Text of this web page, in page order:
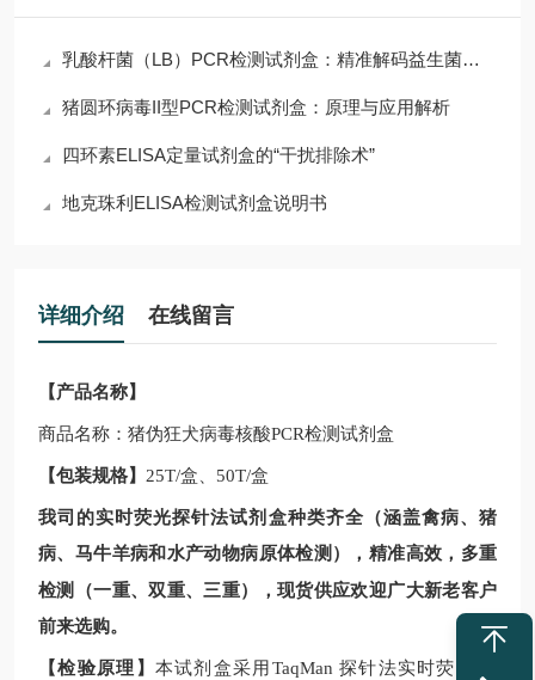
乳酸杆菌（LB）PCR检测试剂盒：精准解码益生菌的分子钥匙
猪圆环病毒II型PCR检测试剂盒：原理与应用解析
四环素ELISA定量试剂盒的“干扰排除术”
地克珠利ELISA检测试剂盒说明书
详细介绍 在线留言
【产品名称】
商品名称： 猪伪狂犬病毒核酸PCR检测试剂盒
【包装规格】 25T/盒、 50T/盒
我司的实时荧光探针法试剂盒种类齐全（涵盖禽病、猪
病、马牛羊病和水产动物病原体检测），精准高效，多重
检测（一重、双重、三重）， 现货供应欢迎广大新老客户
前来选购。
【检验原理】 本试剂盒采用 TaqMan 探针法实时荧光